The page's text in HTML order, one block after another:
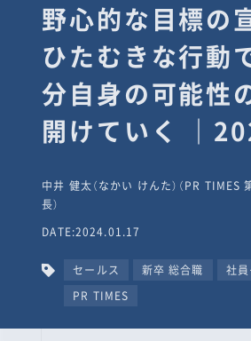
野心的な目標の
ひたむきな行動
分自身の可能性
開けていく ｜
タビュー #PR
TIMESな人たち
中井 健太（なかい けんた）（PR TIMES
長）
DATE:2024.01.17
セールス 新卒 総合職
社
PR TIMES